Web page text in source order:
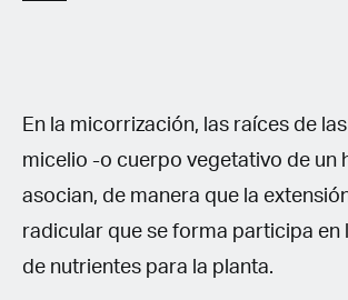
En la micorrización, las raíces de
micelio -o cuerpo vegetativo de un
asocian, de manera que la
radicular que se forma participa en
de nutrientes para la planta.